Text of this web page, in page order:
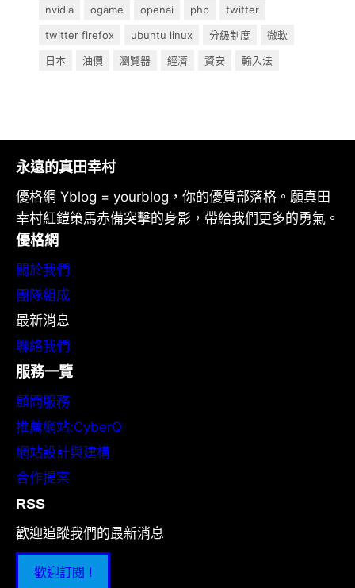
nvidia
ogame openai php
twitter
twitter firefox
ubuntu linux 分級制度
微軟
日本
油價 瀏覽器 經濟 資安 輸入法
永遠的真田幸村
優格網 Yblog = yourblog，你的優質部落格。願真田
幸村紅鎧策馬赤備突擊的身影，帶給我們更多的勇氣。
優格網
關於我們
團隊組成
最新消息
聯絡我們
服務一覽
顧問服務
推薦網站:CyberQ
網站設計與建構
合作提案
RSS
歡迎追蹤我們的最新消息
歡迎訂閱 !